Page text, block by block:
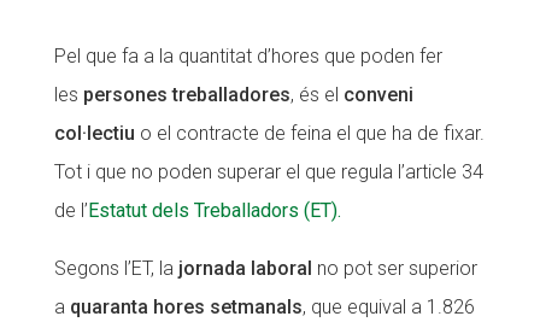
Pel que fa a la quantitat d’hores que poden fer
les persones treballadores, és el conveni
col·lectiu o el contracte de feina el que ha de fixar.
Tot i que no poden superar el que regula l’article 34
de l’Estatut dels Treballadors (ET).
Segons l’ET, la jornada laboral no pot ser superior
a quaranta hores setmanals, que equival a 1.826
CONEIX FUNDESPLAI
CONEIX FUNDESPLAI